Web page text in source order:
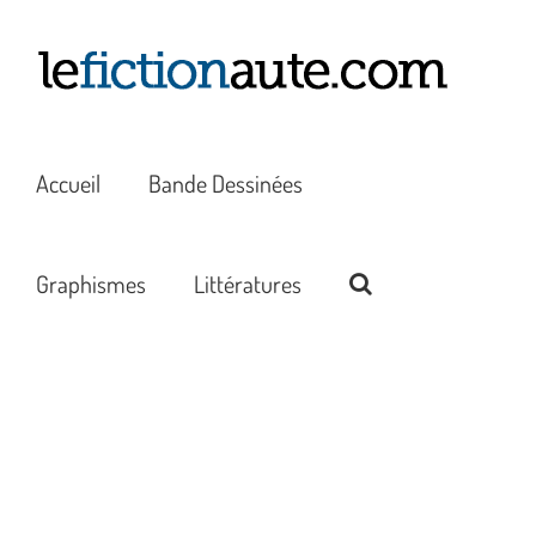
contenu
Accueil Bande Dessinées
Graphismes Littératures